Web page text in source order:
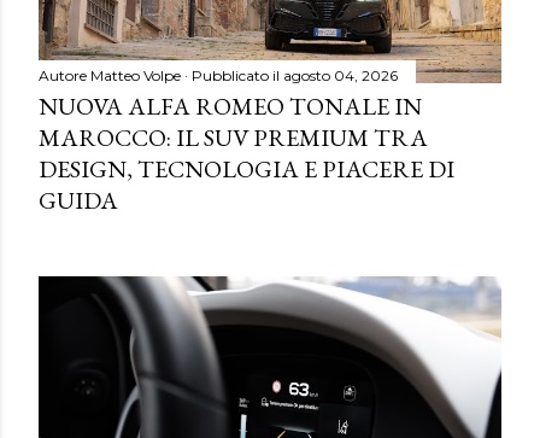
Autore Matteo Volpe Pubblicato il agosto 04, 2026
NUOVA ALFA ROMEO TONALE IN
MAROCCO: IL SUV PREMIUM TRA
DESIGN, TECNOLOGIA E PIACERE DI
GUIDA